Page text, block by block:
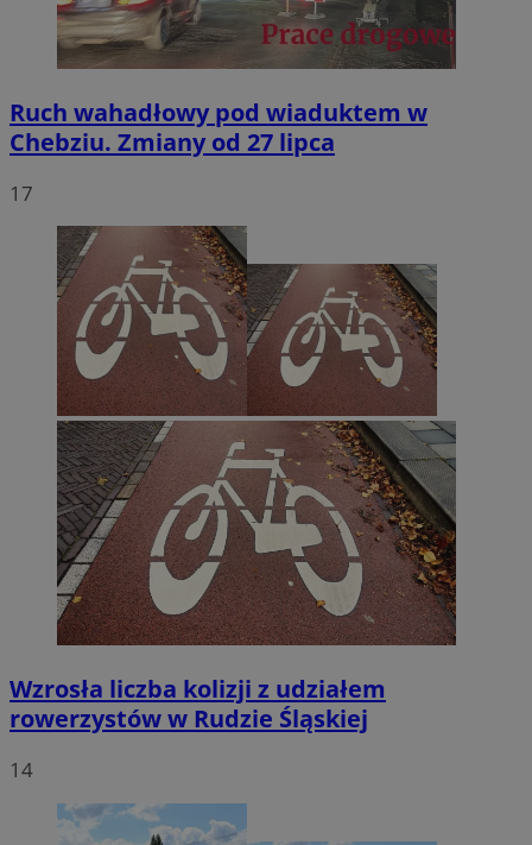
Ruch wahadłowy pod wiaduktem w
Chebziu. Zmiany od 27 lipca
17
Wzrosła liczba kolizji z udziałem
rowerzystów w Rudzie Śląskiej
14